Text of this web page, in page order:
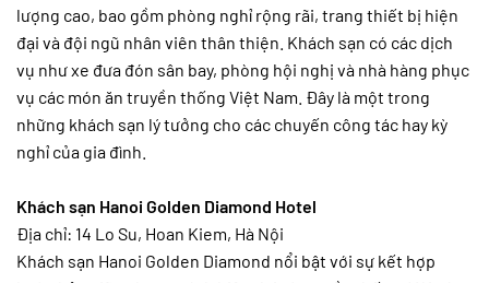
lượng cao, bao gồm phòng nghỉ rộng rãi, trang thiết bị hiện
đại và đội ngũ nhân viên thân thiện. Khách sạn có các dịch
vụ như xe đưa đón sân bay, phòng hội nghị và nhà hàng phục
vụ các món ăn truyền thống Việt Nam. Đây là một trong
những khách sạn lý tưởng cho các chuyến công tác hay kỳ
nghỉ của gia đình.
Khách sạn Hanoi Golden Diamond Hotel
Địa chỉ: 14 Lo Su, Hoan Kiem, Hà Nội
Khách sạn Hanoi Golden Diamond nổi bật với sự kết hợp